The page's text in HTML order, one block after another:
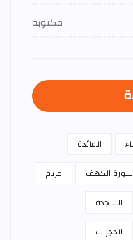
مكتوبة
المائدة
سورة الكهف
مريم
السجدة
الحجرات